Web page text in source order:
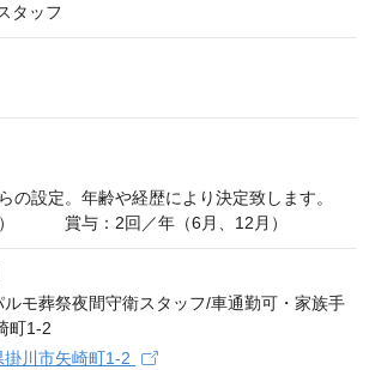
タッフ
の設定。年齢や経歴により決定致します。
　　　賞与：2回／年（6月、12月）
川市矢崎町1-2